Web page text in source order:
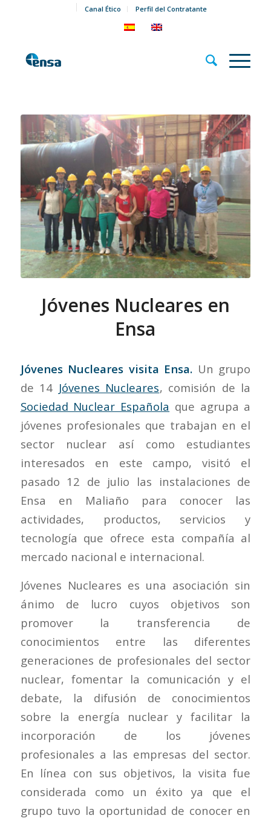
Canal Ético Perfil del Contratante
Jóvenes Nucleares en
Ensa
Jóvenes Nucleares visita Ensa. Un grupo
de 14 Jóvenes Nucleares, comisión de la
Sociedad Nuclear Española que agrupa a
jóvenes profesionales que trabajan en el
sector nuclear así como estudiantes
interesados en este campo, visitó el
pasado 12 de julio las instalaciones de
Ensa en Maliaño para conocer las
actividades, productos, servicios y
tecnología que ofrece esta compañía al
mercado nacional e internacional.
Jóvenes Nucleares es una asociación sin
ánimo de lucro cuyos objetivos son
promover la transferencia de
conocimientos entre las diferentes
generaciones de profesionales del sector
nuclear, fomentar la comunicación y el
debate, la difusión de conocimientos
sobre la energía nuclear y facilitar la
incorporación de los jóvenes
profesionales a las empresas del sector.
En línea con sus objetivos, la visita fue
considerada como un éxito ya que el
grupo tuvo la oportunidad de conocer en